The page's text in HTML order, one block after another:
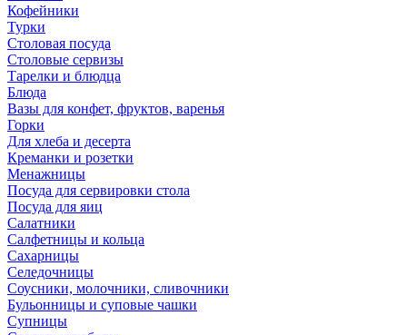
Кофейники
Турки
Столовая посуда
Столовые сервизы
Тарелки и блюдца
Блюда
Вазы для конфет, фруктов, варенья
Горки
Для хлеба и десерта
Креманки и розетки
Менажницы
Посуда для сервировки стола
Посуда для яиц
Салатники
Салфетницы и кольца
Сахарницы
Селедочницы
Соусники, молочники, сливочники
Бульонницы и суповые чашки
Супницы